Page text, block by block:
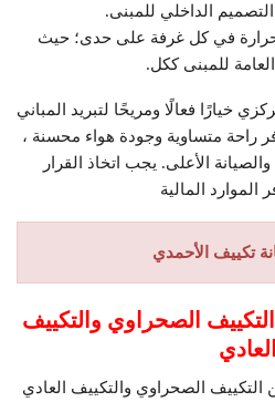
الداخلي للمبنى.
في كل غرفة على حدى؛ حيث
للمبنى ككل.
خيارًا فعالًا ومريحًا لتبريد المباني
راحة متساوية وجودة هواء محسنة ،
الأعلى. يجب اتخاذ القرار
الموارد المالية
تكييف الأحمدي
الصحراوي والتكييف
العادي
التكييف الصحراوي والتكييف العادي